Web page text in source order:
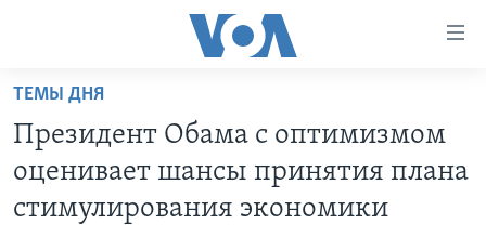
Перейти
основной
контент
ПРОГРАММЫ
ТЕМЫ ДНЯ
Президент Обама с оптимизмом
оценивает шансы принятия плана
стимулирования экономики